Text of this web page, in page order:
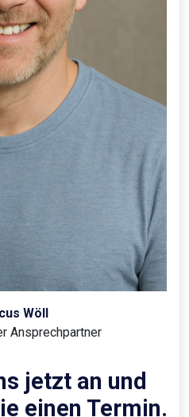
Wöll
Ansprechpartner
jetzt an und
einen Termin.